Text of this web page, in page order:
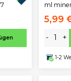
ml
5,99
- +
1-2